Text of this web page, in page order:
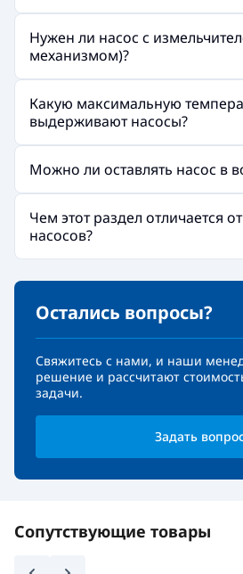
Нужен ли насос с
механизмом)?
Какую максимальную
выдерживают насосы?
Можно ли оставлять насос в
Чем этот раздел отличается
насосов?
Остались вопросы?
Свяжитесь с нами, и наши
решение и рассчитают
задачи.
Задать
Сопутствующие товары